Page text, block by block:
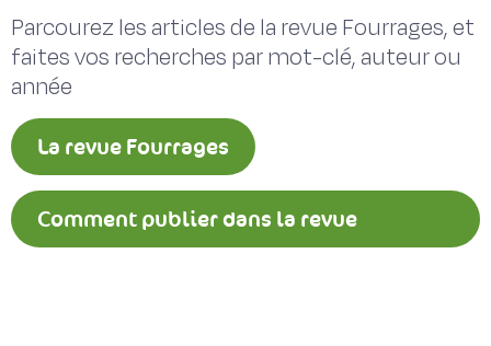
Parcourez les articles de la revue Fourrages, et
faites vos recherches par mot-clé, auteur ou
année
La revue Fourrages
Comment publier dans la revue